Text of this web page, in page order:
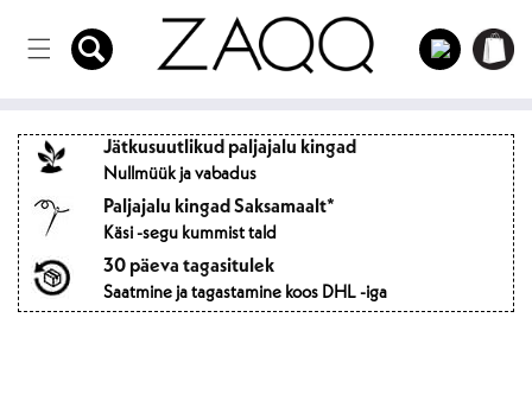
sisule
Sisse
logima
Ostukorvi
Jätkusuutlikud paljajalu kingad
Nullmüük ja vabadus
Paljajalu kingad Saksamaalt*
Käsi -segu kummist tald
30 päeva tagasitulek
Saatmine ja tagastamine koos DHL -iga